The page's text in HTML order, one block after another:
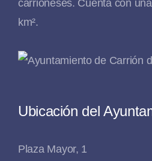
carrioneses. Cuenta con
km².
Ubicación del
Plaza Mayor, 1